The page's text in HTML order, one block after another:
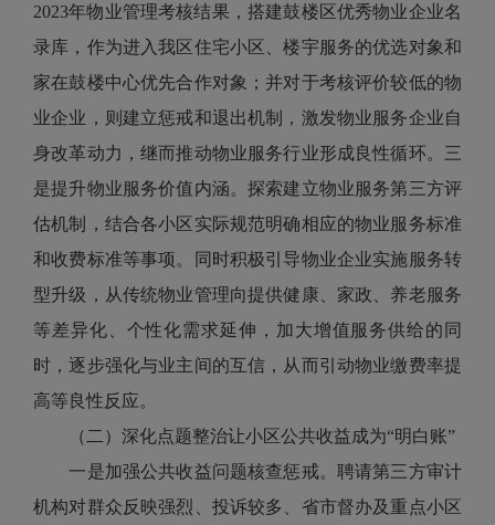
2023年物业管理考核结果，搭建鼓楼区优秀物业企业名
录库，作为进入我区住宅小区、楼宇服务的优选对象和
家在鼓楼中心优先合作对象；并对于考核评价较低的物
业企业，则建立惩戒和退出机制，激发物业服务企业自
身改革动力，继而推动物业服务行业形成良性循环。三
是提升物业服务价值内涵。探索建立物业服务第三方评
估机制，结合各小区实际规范明确相应的物业服务标准
和收费标准等事项。同时积极引导物业企业实施服务转
型升级，从传统物业管理向提供健康、家政、养老服务
等差异化、个性化需求延伸，加大增值服务供给的同
时，逐步强化与业主间的互信，从而引动物业缴费率提
高等良性反应。
（二）深化点题整治让小区公共收益成为“明白账”
一是加强公共收益问题核查惩戒。聘请第三方审计
机构对群众反映强烈、投诉较多、省市督办及重点小区